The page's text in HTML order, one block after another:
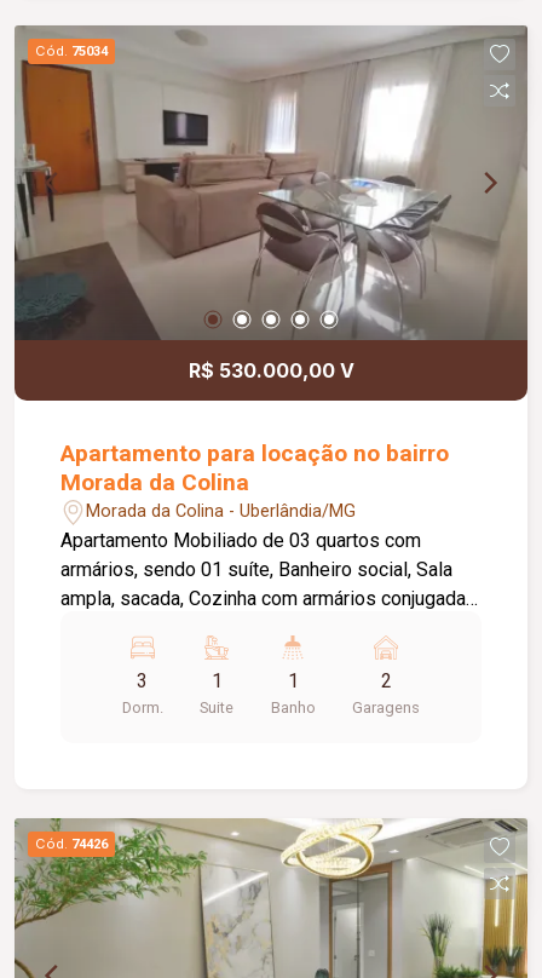
Cód. 75034
R$ 530.000,00 V
Apartamento para locação no bairro
Morada da Colina
Morada da Colina - Uberlândia/MG
Apartamento Mobiliado de 03 quartos com
armários, sendo 01 suíte, Banheiro social, Sala
ampla, sacada, Cozinha com armários conjugada
(soltas), Condomínio com gás canalizado.
3
Dorm.
1
Suite
1
Banho
2
Garagens
Cód. 74426